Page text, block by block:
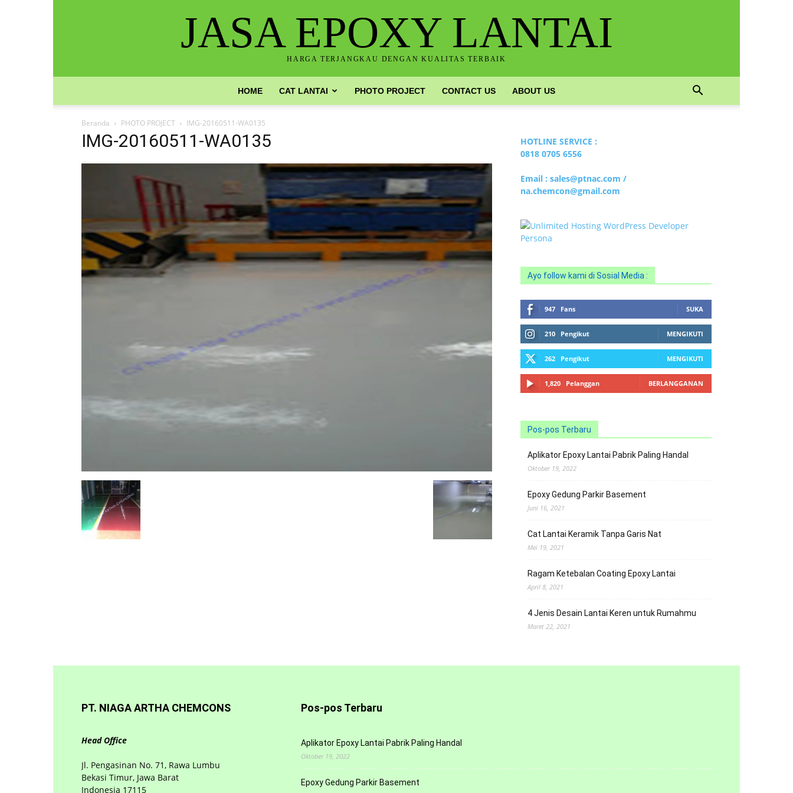
JASA EPOXY LANTAI
HARGA TERJANGKAU DENGAN KUALITAS TERBAIK
HOME CAT LANTAI PHOTO PROJECT CONTACT US ABOUT US
Beranda PHOTO PROJECT IMG-20160511-WA0135
IMG-20160511-WA0135
HOTLINE SERVICE :
0818 0705 6556
Email : sales@ptnac.com /
na.chemcon@gmail.com
Ayo follow kami di Sosial Media :
947 Fans SUKA
210 Pengikut MENGIKUTI
262 Pengikut MENGIKUTI
1,820 Pelanggan BERLANGGANAN
Pos-pos Terbaru
Aplikator Epoxy Lantai Pabrik Paling Handal
Oktober 19, 2022
Epoxy Gedung Parkir Basement
Juni 16, 2021
Cat Lantai Keramik Tanpa Garis Nat
Mei 19, 2021
Ragam Ketebalan Coating Epoxy Lantai
April 8, 2021
4 Jenis Desain Lantai Keren untuk Rumahmu
Maret 22, 2021
PT. NIAGA ARTHA CHEMCONS
Head Office
Jl. Pengasinan No. 71, Rawa Lumbu
Bekasi Timur, Jawa Barat
Indonesia 17115
Pos-pos Terbaru
Aplikator Epoxy Lantai Pabrik Paling Handal
Oktober 19, 2022
Epoxy Gedung Parkir Basement